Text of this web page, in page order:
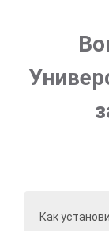
Как